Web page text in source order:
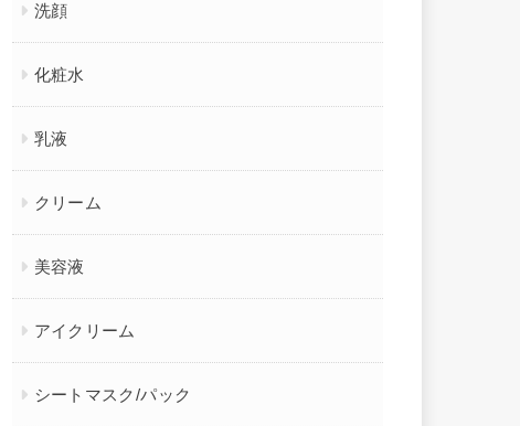
洗顔
化粧水
乳液
クリーム
美容液
アイクリーム
シートマスク/パック